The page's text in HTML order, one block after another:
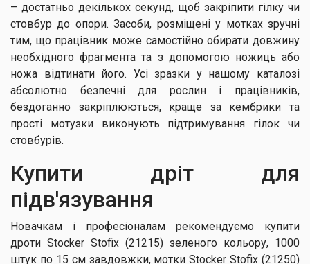
– достатньо декількох секунд, щоб закріпити гілку чи
стовбур до опори. Засоби, розміщені у мотках зручні
тим, що працівник може самостійно обирати довжину
необхідного фрагмента та з допомогою ножиць або
ножа відтинати його. Усі зразки у нашому каталозі
абсолютно безпечні для рослин і працівників,
бездоганно закріплюються, краще за кембрики та
прості мотузки виконують підтримування гілок чи
стовбурів.
Купити дріт для
підв'язування
Новачкам і професіоналам рекомендуємо купити
дроти Stocker Stofix (21215) зеленого кольору, 1000
штук по 15 см завдовжки, мотки Stocker Stofix (21250)